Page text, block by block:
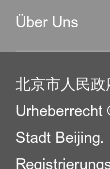
Über Uns
北京市人民政
Urheberrecht
Stadt Beijing.